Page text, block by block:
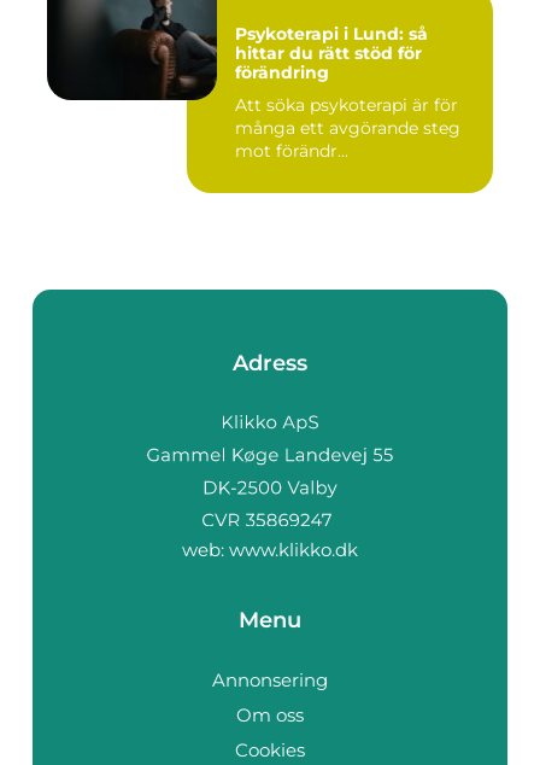
Psykoterapi i Lund: så
hittar du rätt stöd för
förändring
Att söka psykoterapi är för
många ett avgörande steg
mot förändr...
Adress
web: www.klikko.dk
Menu
Annonsering
Om oss
Cookies